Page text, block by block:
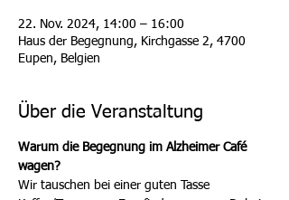
22. Nov. 2024, 14:00 – 16:00
Haus der Begegnung, Kirchgasse 2, 4700
Eupen, Belgien
Über die Veranstaltung
Warum die Begegnung im Alzheimer Café
wagen?
Wir tauschen bei einer guten Tasse